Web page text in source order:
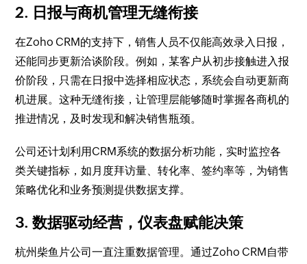
2. 日报与商机管理无缝衔接
在Zoho CRM的支持下，销售人员不仅能高效录入日报，
还能同步更新洽谈阶段。例如，某客户从初步接触进入报
价阶段，只需在日报中选择相应状态，系统会自动更新商
机进展。这种无缝衔接，让管理层能够随时掌握各商机的
推进情况，及时发现和解决销售瓶颈。
公司还计划利用CRM系统的数据分析功能，实时监控各
类关键指标，如月度拜访量、转化率、签约率等，为销售
策略优化和业务预测提供数据支撑。
3. 数据驱动经营，仪表盘赋能决策
杭州柴鱼片公司一直注重数据管理。通过Zoho CRM自带